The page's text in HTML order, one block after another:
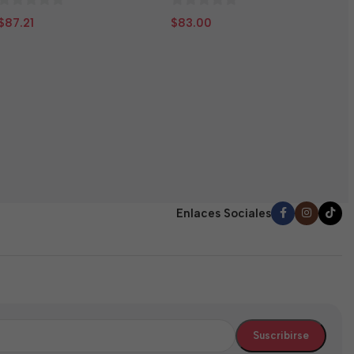
87.21
0
$83.00
Enlaces Sociales